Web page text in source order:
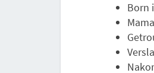
Born